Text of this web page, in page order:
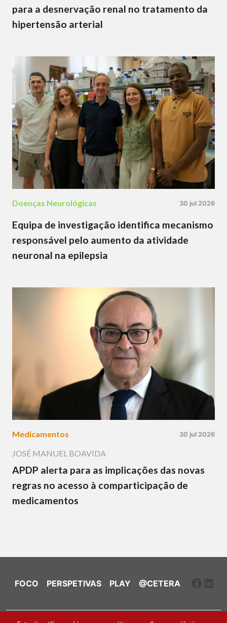
para a desnervação renal no tratamento da
hipertensão arterial
Doenças Neurológicas 30 jul 2026
Equipa de investigação identifica mecanismo
responsável pelo aumento da atividade
neuronal na epilepsia
Medicamentos 30 jul 2026
JOSÉ MANUEL BOAVIDA
APDP alerta para as implicações das novas
regras no acesso à comparticipação de
medicamentos
FOCO PERSPETIVAS PLAY @CETERA